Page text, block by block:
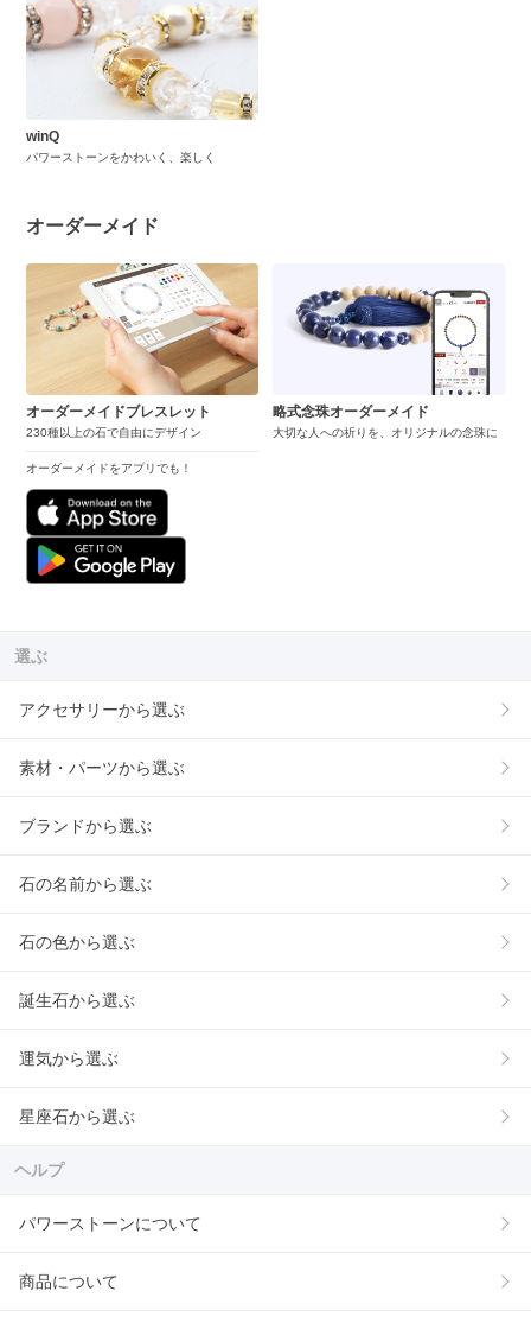
winQ
パワーストーンをかわいく、楽しく
オーダーメイド
オーダーメイドブレスレット
230種以上の石で自由にデザイン
オーダーメイドをアプリでも！
略式念珠オーダーメイド
大切な人への祈りを、オリジナルの念珠に
選ぶ
アクセサリーから選ぶ
素材・パーツから選ぶ
ブランドから選ぶ
石の名前から選ぶ
石の色から選ぶ
誕生石から選ぶ
運気から選ぶ
星座石から選ぶ
ヘルプ
パワーストーンについて
商品について